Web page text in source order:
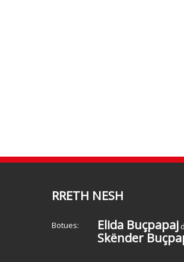
RRETH NESH
Botues: Elida Buçpapaj
Skënder